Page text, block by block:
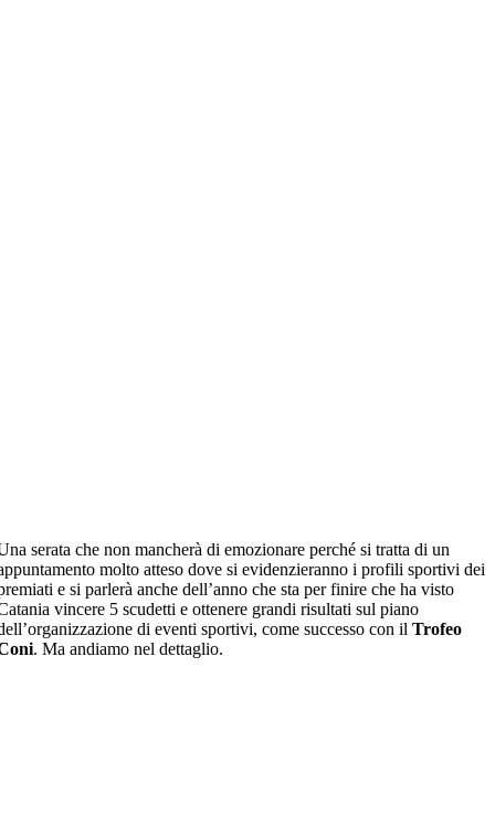
serata che non mancherà di emozionare perché si tratta di un
molto atteso dove si evidenzieranno i profili sportivi dei
e si parlerà anche dell’anno che sta per finire che ha visto
vincere 5 scudetti e ottenere grandi risultati sul piano
di eventi sportivi, come successo con ilTrofeo
. Ma andiamo nel dettaglio.